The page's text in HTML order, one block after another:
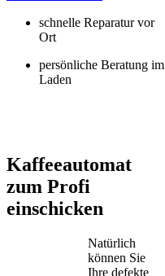
schnelle Reparatur vor
Ort
persönliche Beratung im
Laden
Kaffeeautomat
zum Profi
einschicken
Natürlich
können Sie
Ihre defekte